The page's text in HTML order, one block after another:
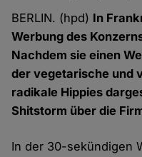
BERLIN. (hpd) In
Werbung des
Nachdem sie einen
der vegetarische und
radikale Hippies
Shitstorm über die
In der 30-sekündigen